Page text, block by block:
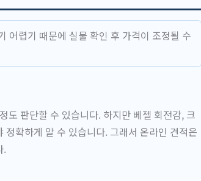
어렵기 때문에 실물 확인 후 가격이 조정될 수
도 판단할 수 있습니다. 하지만 베젤 회전감, 크
확하게 알 수 있습니다. 그래서 온라인 견적은
.